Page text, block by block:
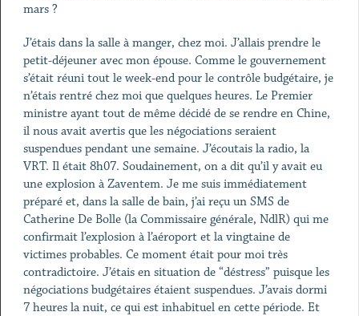
mars ?
J’étais dans la salle à manger, chez moi. J’allais prendre le
petit-déjeuner avec mon épouse. Comme le gouvernement
s’était réuni tout le week-end pour le contrôle budgétaire, je
n’étais rentré chez moi que quelques heures. Le Premier
ministre ayant tout de même décidé de se rendre en Chine,
il nous avait avertis que les négociations seraient
suspendues pendant une semaine. J’écoutais la radio, la
VRT. Il était 8h07. Soudainement, on a dit qu’il y avait eu
une explosion à Zaventem. Je me suis immédiatement
préparé et, dans la salle de bain, j’ai reçu un SMS de
Catherine De Bolle (la Commissaire générale, NdlR) qui me
confirmait l’explosion à l’aéroport et la vingtaine de
victimes probables. Ce moment était pour moi très
contradictoire. J’étais en situation de “déstress” puisque les
négociations budgétaires étaient suspendues. J’avais dormi
7 heures la nuit, ce qui est inhabituel en cette période. Et